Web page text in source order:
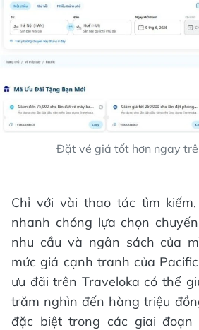
Đặt vé giá tốt hơn ngay
Chỉ với vài thao tác tìm
nhanh chóng lựa chọn
nhu cầu và ngân sách của
mức giá cạnh tranh của
ưu đãi trên Traveloka có thể
trăm nghìn đến hàng triệu
đặc biệt trong các giai đoạn